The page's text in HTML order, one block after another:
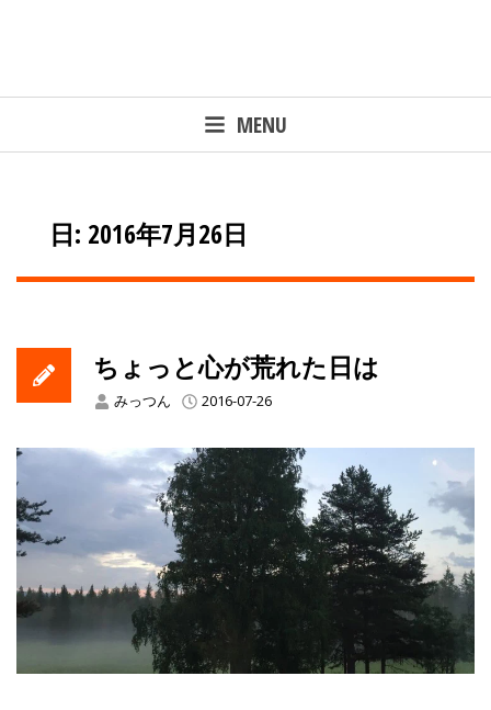
MENU
日: 2016年7月26日
ちょっと心が荒れた日は
みっつん 2016-07-26